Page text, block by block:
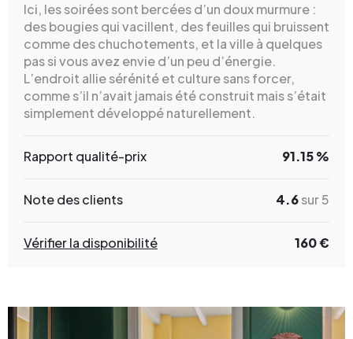
Ici, les soirées sont bercées d’un doux murmure :
des bougies qui vacillent, des feuilles qui bruissent
comme des chuchotements, et la ville à quelques
pas si vous avez envie d’un peu d’énergie.
L’endroit allie sérénité et culture sans forcer,
comme s’il n’avait jamais été construit mais s’était
simplement développé naturellement.
Rapport qualité-prix 91.15 %
Note des clients 4.6sur 5
Vérifier la disponibilité 160 €